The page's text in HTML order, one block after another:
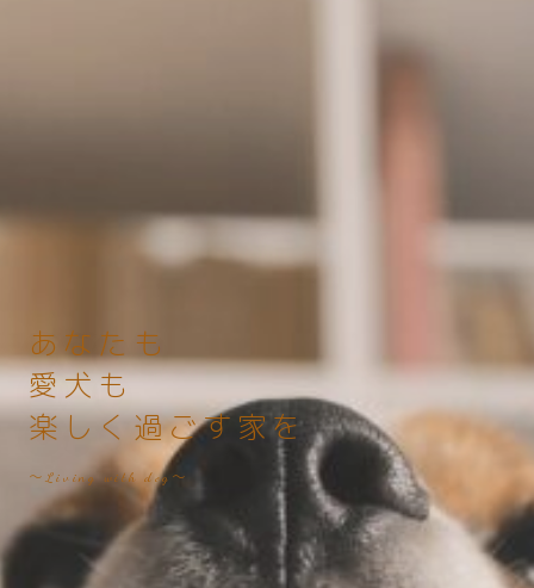
あなたも
愛犬も
楽しく過ごす家を
〜Living with dog〜